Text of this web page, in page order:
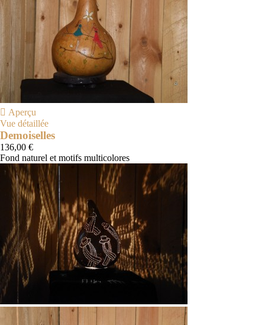
 Aperçu
Vue détaillée
Demoiselles
136,00 €
Fond naturel et motifs multicolores
Naturel